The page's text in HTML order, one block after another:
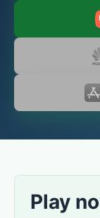
Play